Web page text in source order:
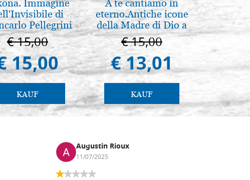
Immagine
di
Pellegrini
€ 15,00
15,00
KAUF
A te cantiamo in
eterno.Antiche icone
della Madre di Dio a
Vladimir e Suzdal
(libro-cal. 2019)
€ 15,00
€ 13,01
KAUF
The
€
Augustin Rioux
11/07/2025